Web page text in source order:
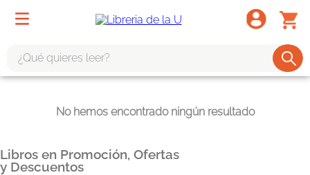
No hemos encontrado ningún resultado
Libros en Promoción, Ofertas
y Descuentos
odisea
3.
harry potter